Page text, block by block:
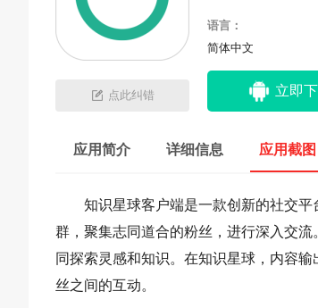
点此纠错
语言：
简体中文
立即
应用简介 详细信息 应用截图
知识星球客户端是一款创新的社交
群，聚集志同道合的粉丝，进行深入交
同探索灵感和知识。在知识星球，内容
丝之间的互动。